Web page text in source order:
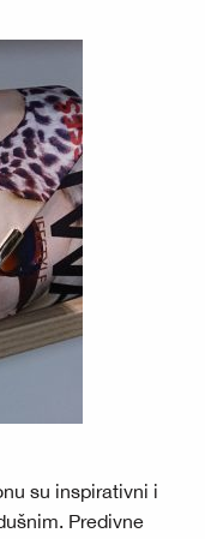
su inspirativni i
Predivne